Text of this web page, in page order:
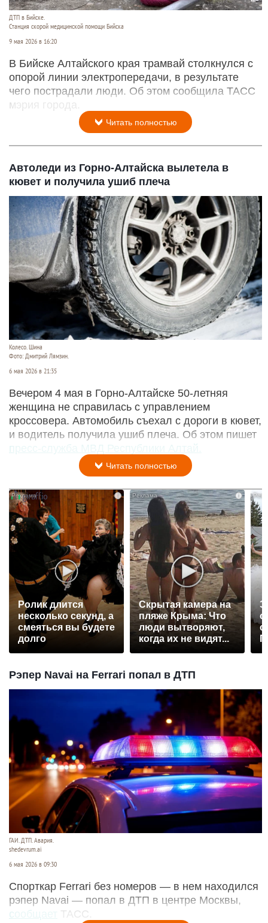
ДТП в Бийске.
Станция скорой медицинской помощи Бийска
9 мая 2026 в 16:20
В Бийске Алтайского края трамвай столкнулся с
опорой линии электропередачи, в результате
чего пострадали люди. Об этом сообщила ТАСС
мэрия города.
Читать полностью
Автоледи из Горно-Алтайска вылетела в
кювет и получила ушиб плеча
Колесо. Шина
Фото: Дмитрий Лямзин.
6 мая 2026 в 21:35
Вечером 4 мая в Горно-Алтайске 50-летняя
женщина не справилась с управлением
кроссовера. Автомобиль съехал с дороги в кювет,
и водитель получила ушиб плеча. Об этом пишет
пресс-служба МВД Республики Алтай.
Читать полностью
Ролик длится
несколько секунд, а
смеяться вы будете
долго
i
Скрытая камера на
пляже Крыма: Что
люди вытворяют,
когда их не видят...
Рэпер Navai на Ferrari попал в ДТП
ГАИ. ДТП. Авария.
shedevrum.ai
6 мая 2026 в 09:30
Спорткар Ferrari без номеров — в нем находился
рэпер Navai — попал в ДТП в центре Москвы,
сообщает
ТАСС.